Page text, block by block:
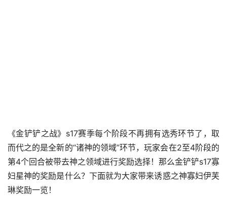
《金铲铲之战》s17赛季每个阶段不再拥有选秀环节了，取
而代之的是全新的“诸神的领域”环节，玩家会在2至4阶段的
第4个回合被带去神之领域进行奖励选择！那么金铲铲s17寡
妇星神的奖励是什么？下面就为大家带来诱惑之神寡妇伊芙
琳奖励一览！